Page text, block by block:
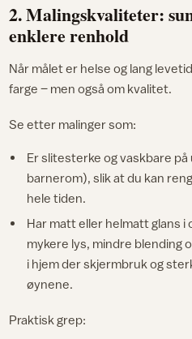
2. Malingskvaliteter:
enklere renhold
Når målet er helse og lang
farge – men også om kvalitet.
Se etter malinger som:
Er slitesterke og vaskbare
barnerom), slik at du kan
hele tiden.
Har matt eller helmatt glans i
mykere lys, mindre blending
i hjem der skjermbruk og
øynene.
Praktisk grep: